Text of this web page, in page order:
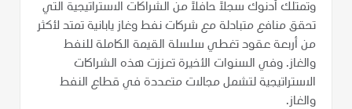
وتمتلك أدنوك سجلاً حافلاً من الشراكات الاستراتيجية التي
تحقق منافع متبادلة مع شركات نفط وغاز يابانية تمتد لأكثر
من أربعة عقود تغطي سلسلة القيمة الكاملة للنفط
والغاز. وفي السنوات الأخيرة تعززت هذه الشراكات
الاستراتيجية لتشمل مجالات متعددة في قطاع النفط
والغاز.